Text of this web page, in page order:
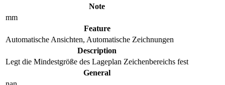
Note
mm
Feature
Automatische Ansichten, Automatische Zeichnungen
Description
Legt die Mindestgröße des Lageplan Zeichenbereichs fest
General